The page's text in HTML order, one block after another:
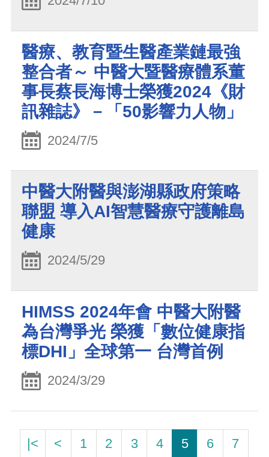
醫療、教育暨生醫產業鏈最強
整合者～ 中醫大暨醫療體系董
事長蔡長海博士榮獲2024《財
訊雜誌》－「50影響力人物」
2024/7/5
中醫大附醫與澎湖縣政府策略
聯盟 導入AI智慧醫療守護離島
健康
2024/5/29
HIMSS 2024年會 中醫大附醫
為台灣爭光 榮獲「數位健康指
標DHI」全球第一 台灣首例
2024/3/29
|< < 1 2 3 4 5 6
7